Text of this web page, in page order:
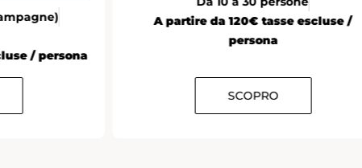
escluse /
SCOPRO